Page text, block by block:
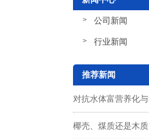
公司新闻
行业新闻
推荐新闻
对抗水体富营养化
改性生物炭在水处
椰壳、煤质还是木